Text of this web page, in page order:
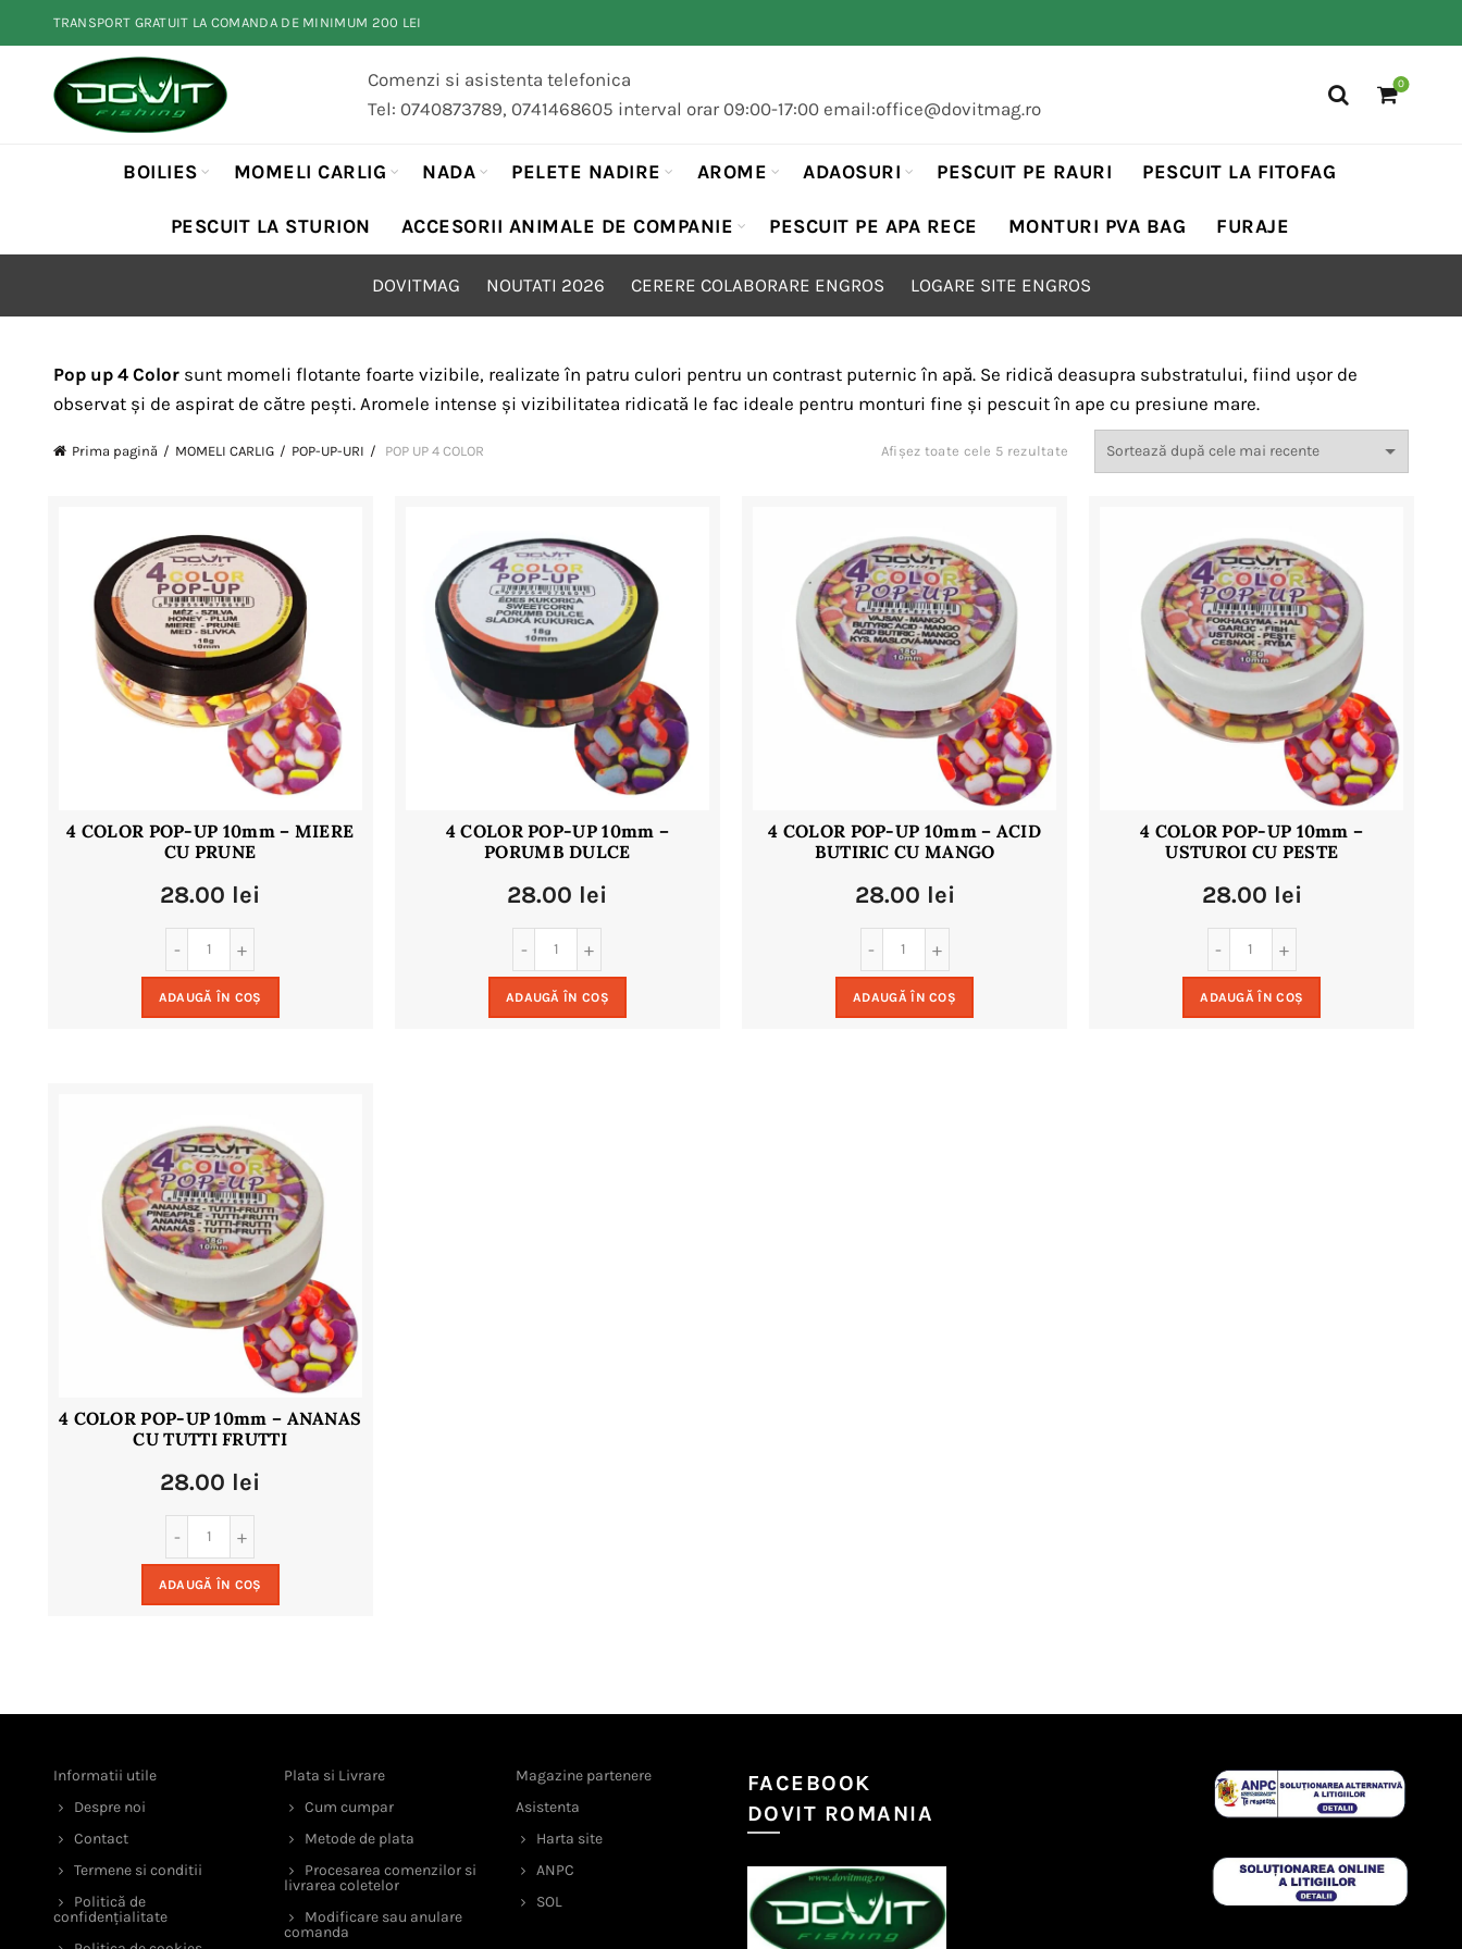
TRANSPORT GRATUIT LA COMANDA DE MINIMUM 200 LEI
Comenzi si asistenta telefonica
Tel: 0740873789, 0741468605 interval orar 09:00-17:00 email:office@dovitmag.ro
0
BOILIES MOMELI CARLIG NADA PELETE NADIRE AROME ADAOSURI PESCUIT PE RAURI PESCUIT LA FITOFAG
PESCUIT LA STURION ACCESORII ANIMALE DE COMPANIE PESCUIT PE APA RECE MONTURI PVA BAG FURAJE
DOVITMAG NOUTATI 2026 CERERE COLABORARE ENGROS LOGARE SITE ENGROS
Pop up 4 Colorsunt momeli flotante foarte vizibile, realizate în patru culori pentru un contrast puternic în apă. Se ridică deasupra substratului, fiind ușor de
observat și de aspirat de către pești. Aromele intense și vizibilitatea ridicată le fac ideale pentru monturi fine și pescuit în ape cu presiune mare.
Prima pagină MOMELI CARLIG POP-UP-URI POP UP 4 COLOR Afișez toate cele 5 rezultate Sortat
după
4 COLOR POP-UP 10mm – MIERE
CU PRUNE
28.00 lei
ADAUGĂ ÎN COȘ
4 COLOR POP-UP 10mm –
PORUMB DULCE
28.00 lei
ADAUGĂ ÎN COȘ
4 COLOR POP-UP 10mm – ACID
BUTIRIC CU MANGO
28.00 lei
ADAUGĂ ÎN COȘ
4 COLOR POP-UP 10mm –
USTUROI CU PESTE
28.00 lei
ADAUGĂ ÎN COȘ
4 COLOR POP-UP 10mm – ANANAS
CU TUTTI FRUTTI
28.00 lei
ADAUGĂ ÎN COȘ
Informatii utile
Despre noi
Contact
Termene si conditii
Politică de
confidențialitate
Plata si Livrare
Cum cumpar
Metode de plata
Procesarea comenzilor si
livrarea coletelor
Modificare sau anulare
comanda
Magazine partenere
Asistenta
Harta site
ANPC
SOL
FACEBOOK
DOVIT ROMANIA